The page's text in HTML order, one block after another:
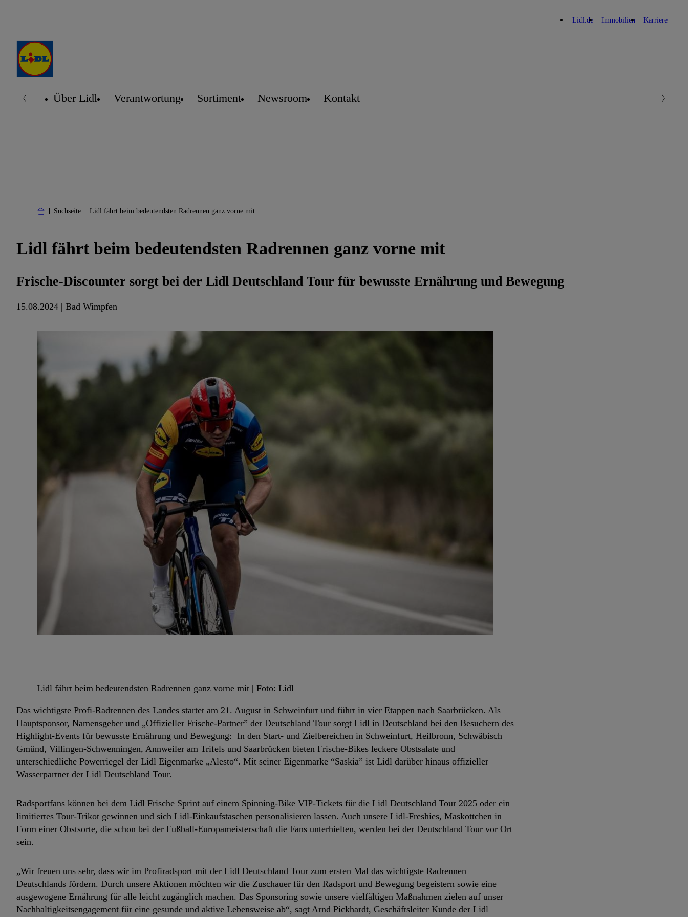
Lidl.de Immobilien Karriere
Über Lidl Verantwortung Sortiment Newsroom Kontakt
Suchseite Lidl fährt beim bedeutendsten Radrennen ganz vorne mit
Lidl fährt beim bedeutendsten Radrennen ganz vorne mit
Frische-Discounter sorgt bei der Lidl Deutschland Tour für bewusste Ernährung und Bewegung
15.08.2024 | Bad Wimpfen
Lidl fährt beim bedeutendsten Radrennen ganz vorne mit | Foto: Lidl
Das wichtigste Profi-Radrennen des Landes startet am 21. August in Schweinfurt und führt in vier Etappen nach Saarbrücken. Als
Hauptsponsor, Namensgeber und „Offizieller Frische-Partner” der Deutschland Tour sorgt Lidl in Deutschland bei den Besuchern des
Highlight-Events für bewusste Ernährung und Bewegung: In den Start- und Zielbereichen in Schweinfurt, Heilbronn, Schwäbisch
Gmünd, Villingen-Schwenningen, Annweiler am Trifels und Saarbrücken bieten Frische-Bikes leckere Obstsalate und
unterschiedliche Powerriegel der Lidl Eigenmarke „Alesto“. Mit seiner Eigenmarke “Saskia” ist Lidl darüber hinaus offizieller
Wasserpartner der Lidl Deutschland Tour.
Radsportfans können bei dem Lidl Frische Sprint auf einem Spinning-Bike VIP-Tickets für die Lidl Deutschland Tour 2025 oder ein
limitiertes Tour-Trikot gewinnen und sich Lidl-Einkaufstaschen personalisieren lassen. Auch unsere Lidl-Freshies, Maskottchen in
Form einer Obstsorte, die schon bei der Fußball-Europameisterschaft die Fans unterhielten, werden bei der Deutschland Tour vor Ort
sein.
„Wir freuen uns sehr, dass wir im Profiradsport mit der Lidl Deutschland Tour zum ersten Mal das wichtigste Radrennen
Deutschlands fördern. Durch unsere Aktionen möchten wir die Zuschauer für den Radsport und Bewegung begeistern sowie eine
ausgewogene Ernährung für alle leicht zugänglich machen. Das Sponsoring sowie unsere vielfältigen Maßnahmen zielen auf unser
Nachhaltigkeitsengagement für eine gesunde und aktive Lebensweise ab“, sagt Arnd Pickhardt, Geschäftsleiter Kunde der Lidl